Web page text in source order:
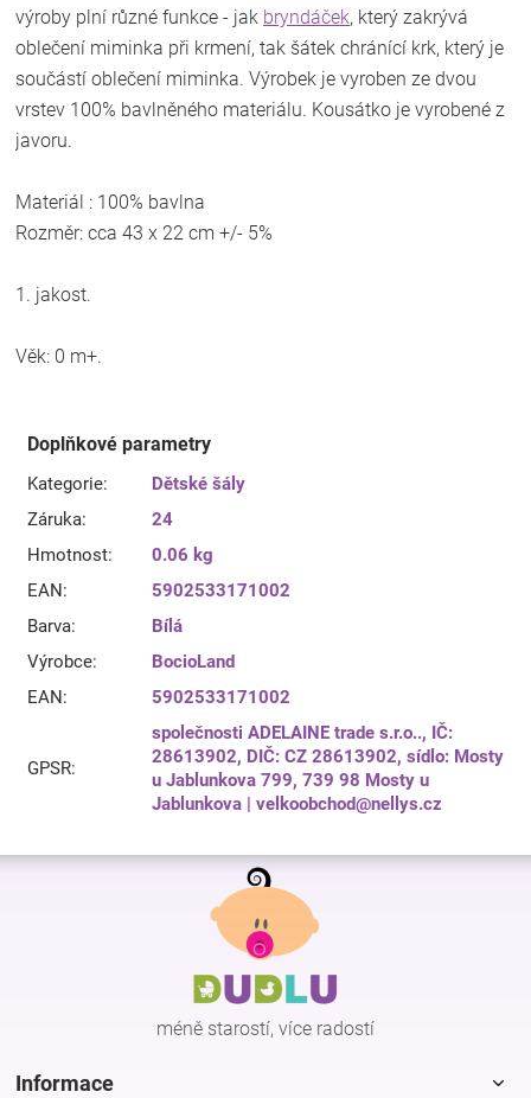
výroby plní různé funkce - jak bryndáček, který zakrývá
oblečení miminka při krmení, tak šátek chránící krk, který je
součástí oblečení miminka. Výrobek je vyroben ze dvou
vrstev 100% bavlněného materiálu. Kousátko je vyrobené z
javoru.
Materiál : 100% bavlna
Rozměr: cca 43 x 22 cm +/- 5%
1. jakost.
Věk: 0 m+.
Doplňkové parametry
Kategorie:
Dětské šály
Záruka:
24
Hmotnost:
0.06 kg
EAN:
5902533171002
Barva:
Bílá
Výrobce:
BocioLand
EAN: 5902533171002
GPSR:
společnosti ADELAINE trade s.r.o.., IČ:
28613902, DIČ: CZ 28613902, sídlo: Mosty
u Jablunkova 799, 739 98 Mosty u
Jablunkova | velkoobchod@nellys.cz
Z
méně starostí, více radostí
Informace